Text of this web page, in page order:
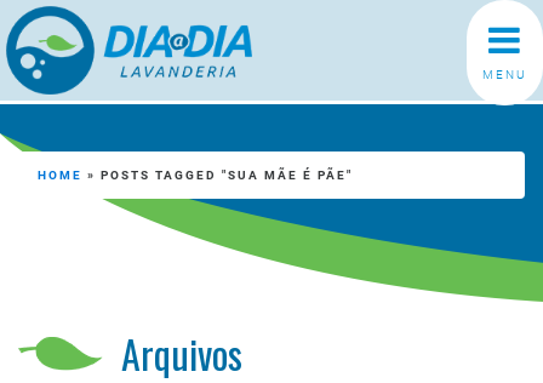
MENU
Arquivos
HOME » POSTS TAGGED "SUA MÃE É PÃE"